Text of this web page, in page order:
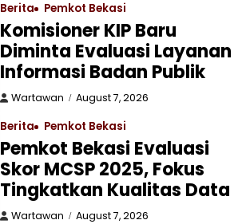
Berita Pemkot Bekasi
Komisioner KIP Baru
Diminta Evaluasi Layanan
Informasi Badan Publik
Wartawan August 7, 2026
Berita Pemkot Bekasi
Pemkot Bekasi Evaluasi
Skor MCSP 2025, Fokus
Tingkatkan Kualitas Data
Wartawan August 7, 2026